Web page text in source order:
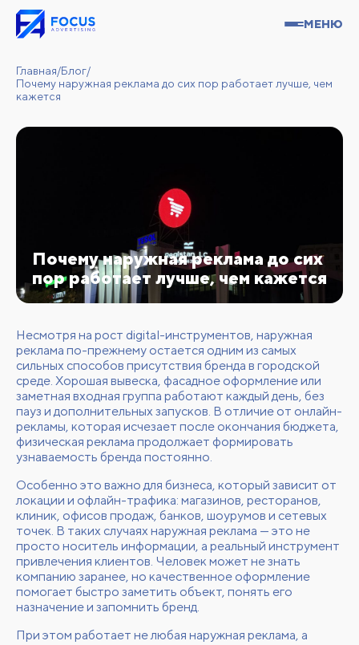
МЕНЮ
Главная/Блог/
Почему наружная реклама до сих пор работает лучше, чем
кажется
Почему наружная реклама до сих
пор работает лучше, чем кажется
Несмотря на рост digital-инструментов, наружная
реклама по-прежнему остается одним из самых
сильных способов присутствия бренда в городской
среде. Хорошая вывеска, фасадное оформление или
заметная входная группа работают каждый день, без
пауз и дополнительных запусков. В отличие от онлайн-
рекламы, которая исчезает после окончания бюджета,
физическая реклама продолжает формировать
узнаваемость бренда постоянно.
Особенно это важно для бизнеса, который зависит от
локации и офлайн-трафика: магазинов, ресторанов,
клиник, офисов продаж, банков, шоурумов и сетевых
точек. В таких случаях наружная реклама — это не
просто носитель информации, а реальный инструмент
привлечения клиентов. Человек может не знать
компанию заранее, но качественное оформление
помогает быстро заметить объект, понять его
назначение и запомнить бренд.
При этом работает не любая наружная реклама, а